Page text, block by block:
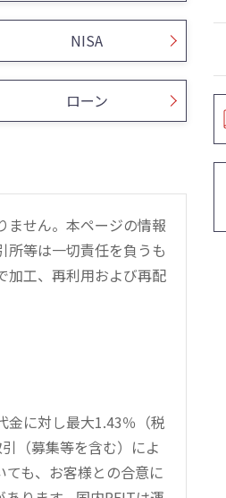
NISA
ローン
ません。本ページの情報
所等は一切責任を負うも
加工、再利用および再配
金に対し最大1.43％（税
（募集等を含む）によ
も、お客様との合意に